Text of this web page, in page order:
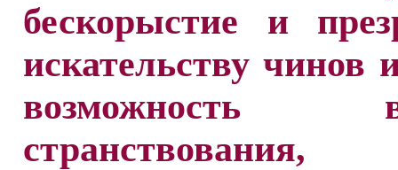
бескорыстие и
искательству чинов
возможность
странствования,